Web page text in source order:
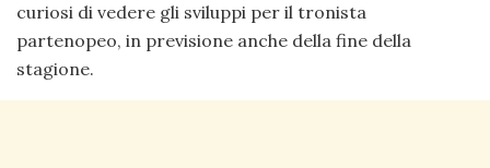
curiosi di vedere gli sviluppi per il tronista
partenopeo, in previsione anche della fine della
stagione.